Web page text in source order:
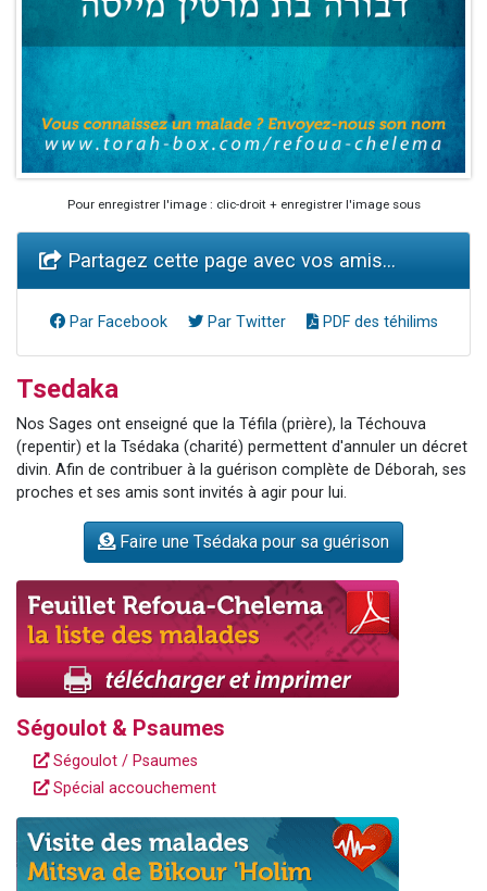
Pour enregistrer l'image : clic-droit + enregistrer l'image sous
Partagez cette page avec vos amis...
Par Facebook Par Twitter PDF des téhilims
Tsedaka
Nos Sages ont enseigné que la Téfila (prière), la Téchouva
(repentir) et la Tsédaka (charité) permettent d'annuler un décret
divin. Afin de contribuer à la guérison complète de Déborah, ses
proches et ses amis sont invités à agir pour lui.
Faire une Tsédaka pour sa guérison
Ségoulot & Psaumes
Ségoulot / Psaumes
Spécial accouchement